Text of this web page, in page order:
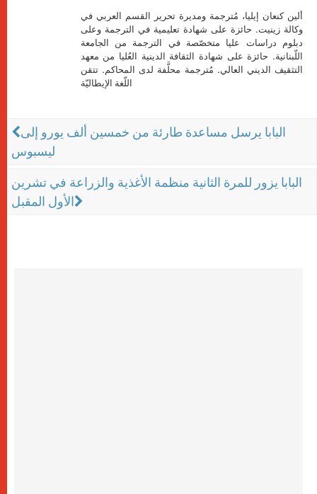
ألين كنعان إيليا، مُترجمة ومديرة تحرير القسم العربي في
وكالة زينيت. حائزة على شهادة تعليمية في الترجمة وعلى
دبلوم دراسات عليا متخصّصة في الترجمة من الجامعة
اللّبنانية. حائزة على شهادة الثقافة الدينية العُليا من معهد
التثقيف الديني العالي. مُترجمة محلَّفة لدى المحاكم. تتقن
اللّغة الإيطاليّة
البابا يرسل مساعدة طارئة من خمسين ألف يورو إلى
ليسبوس
البابا يزور للمرة الثانية منظمة الأغذية والزراعة في تشرين
الأول المقبل